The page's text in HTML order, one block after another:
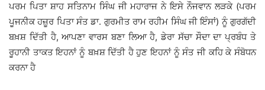
ਪਰਮ ਪਿਤਾ ਸ਼ਾਹ ਸਤਿਨਾਮ ਸਿੰਘ ਜੀ ਮਹਾਰਾਜ ਨੇ ਇਸੇ ਨੌਜਵਾਨ ਲੜਕੇ (ਪਰਮ
ਪੂਜਨੀਕ ਹਜ਼ੂਰ ਪਿਤਾ ਸੰਤ ਡਾ. ਗੁਰਮੀਤ ਰਾਮ ਰਹੀਮ ਸਿੰਘ ਜੀ ਇੰਸਾਂ) ਨੂੰ ਗੁਰਗੱਦੀ
ਬਖ਼ਸ਼ ਦਿੱਤੀ ਹੈ, ਆਪਣਾ ਵਾਰਸ ਬਣਾ ਲਿਆ ਹੈ, ਡੇਰਾ ਸੱਚਾ ਸੌਦਾ ਦਾ ਪ੍ਰਬੰਧ ਤੇ
ਰੂਹਾਨੀ ਤਾਕਤ ਇਹਨਾਂ ਨੂੰ ਬਖ਼ਸ਼ ਦਿੱਤੀ ਹੈ ਹੁਣ ਇਹਨਾਂ ਨੂੰ ਸੰਤ ਜੀ ਕਹਿ ਕੇ ਸੰਬੋਧਨ
ਕਰਨਾ ਹੈ